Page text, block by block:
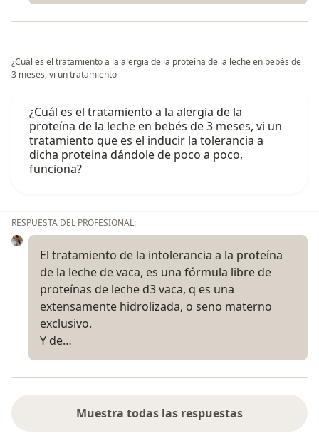
¿Cuál es el tratamiento a la alergia de la proteína de la leche en bebés de
3 meses, vi un tratamiento
¿Cuál es el tratamiento a la alergia de la
proteína de la leche en bebés de 3 meses, vi un
tratamiento que es el inducir la tolerancia a
dicha proteina dándole de poco a poco,
funciona?
RESPUESTA DEL PROFESIONAL:
El tratamiento de la intolerancia a la proteína
de la leche de vaca, es una fórmula libre de
proteínas de leche d3 vaca, q es una
extensamente hidrolizada, o seno materno
exclusivo.
Y de…
Muestra todas las respuestas